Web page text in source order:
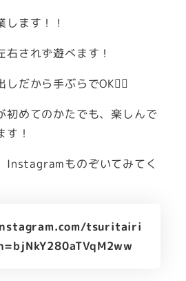
ます！！
されず遊べます！
だから手ぶらでOK🙆‍♀️
初めてのかたでも、楽しんで
！
Instagramものぞいてみてく
tsuritairi